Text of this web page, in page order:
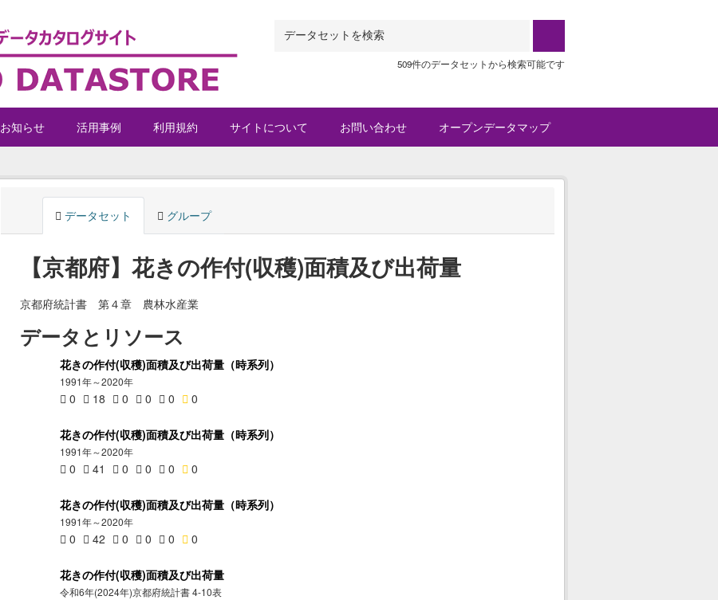
509件のデータセットから検索可能です
お知らせ 活用事例 利用規約 サイトについて お問い合わせ オープンデータマップ
データセット グループ
【京都府】花きの作付(収穫)面積及び出荷量
京都府統計書 第４章 農林水産業
データとリソース
花きの作付(収穫)面積及び出荷量（時系列）
1991年～2020年
0 18 0 0 0 0
花きの作付(収穫)面積及び出荷量（時系列）
1991年～2020年
0 41 0 0 0 0
花きの作付(収穫)面積及び出荷量（時系列）
1991年～2020年
0 42 0 0 0 0
花きの作付(収穫)面積及び出荷量
令和6年(2024年)京都府統計書 4-10表